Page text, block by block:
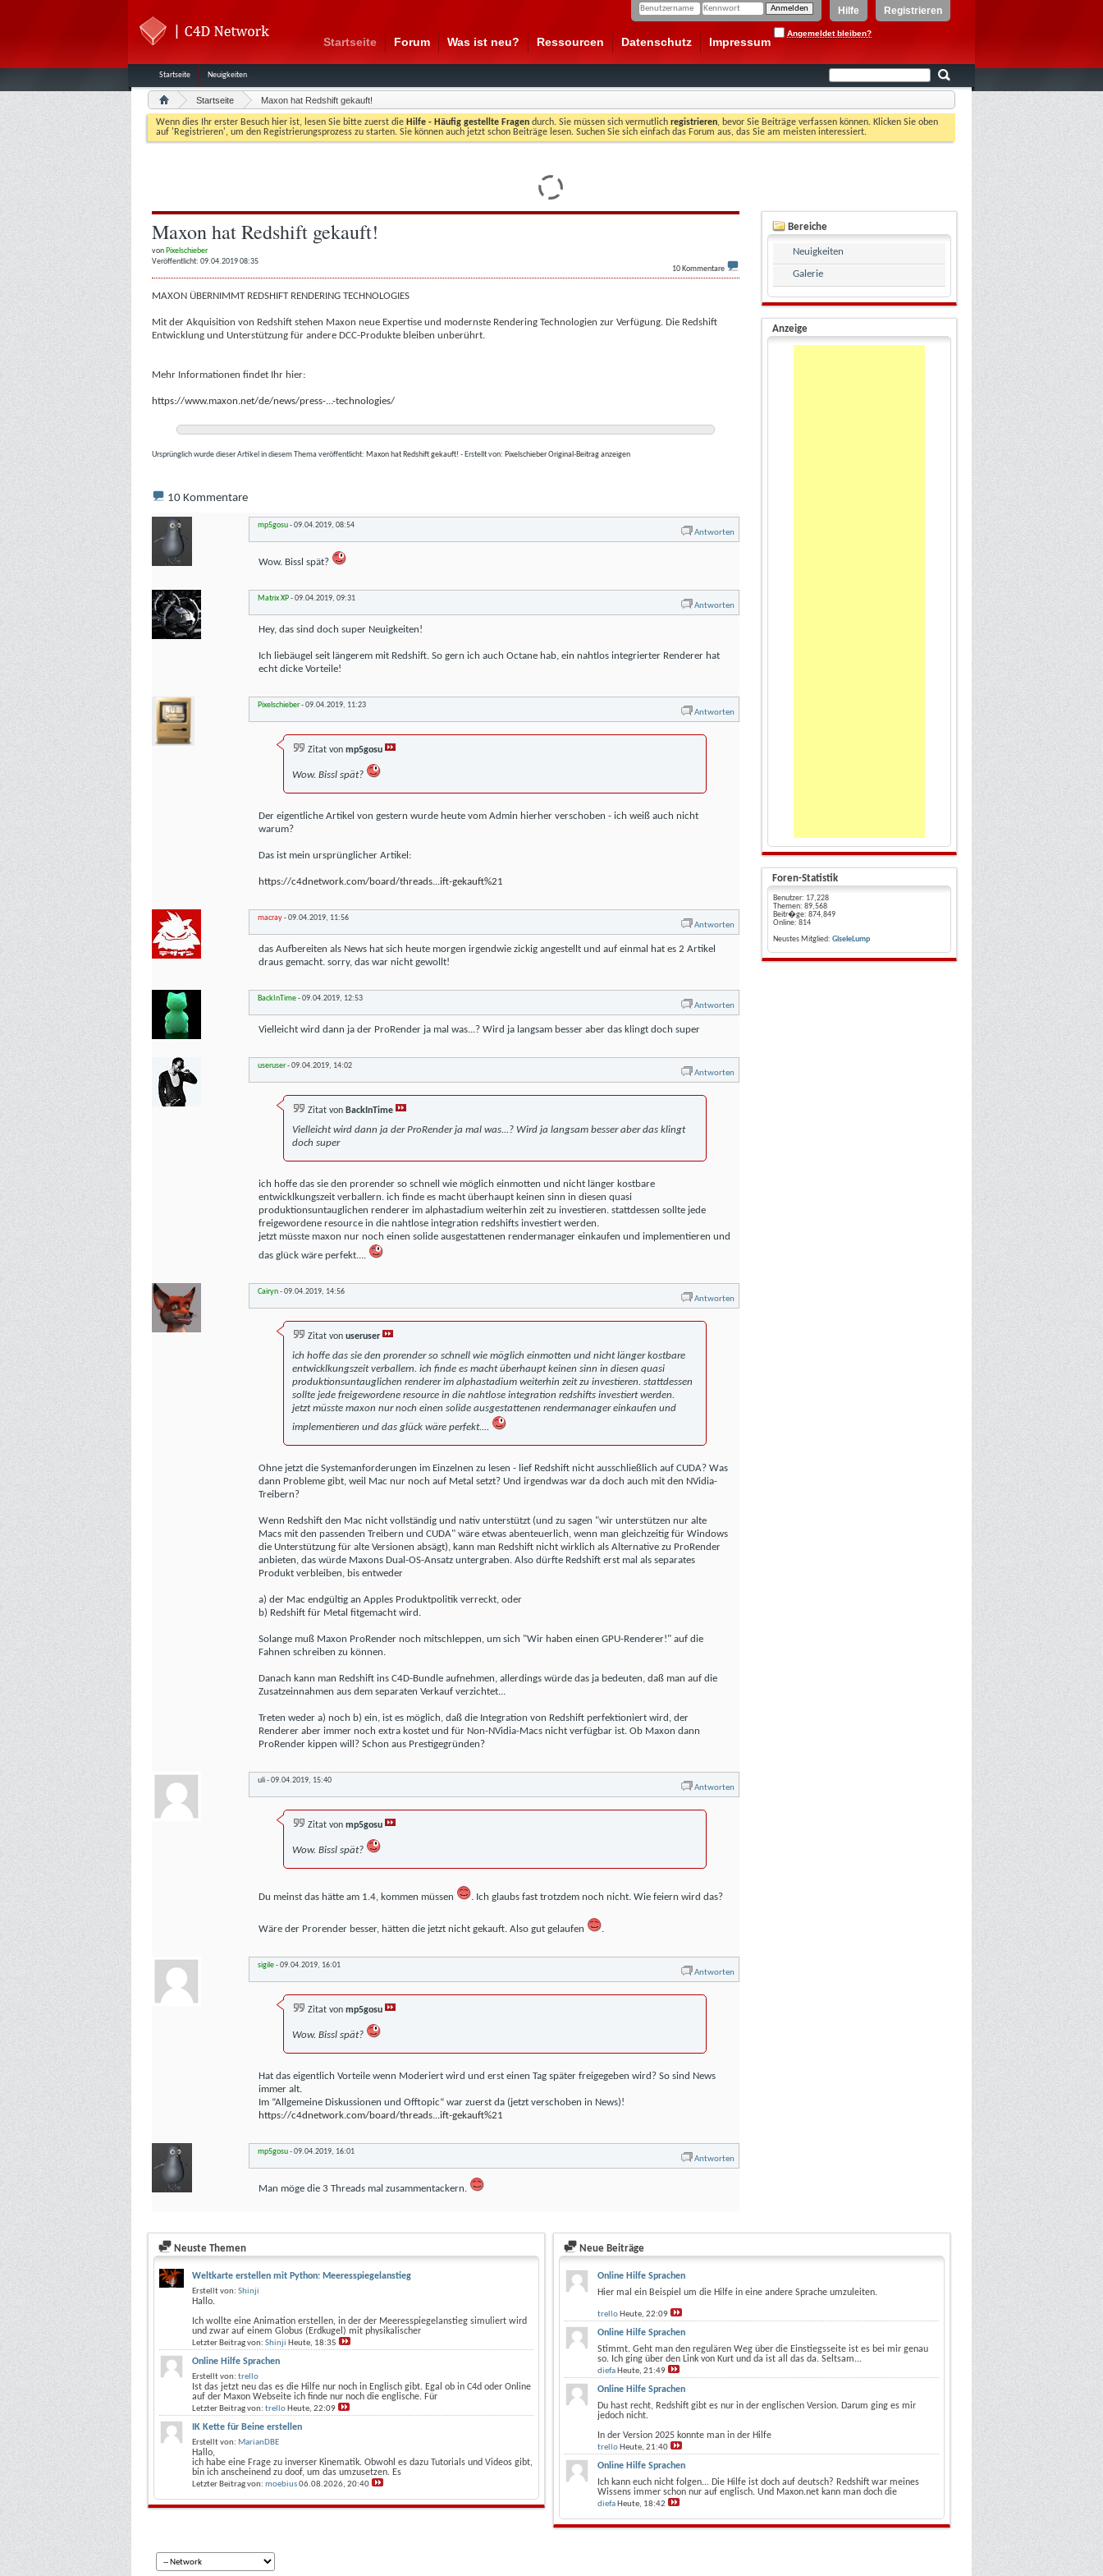
Registrieren
Hilfe
Angemeldet bleiben?
Startseite
Startseite Neuigkeiten
Forum Was ist neu? Ressourcen Datenschutz Impressum
Startseite Maxon hat Redshift gekauft!
Wenn dies Ihr erster Besuch hier ist, lesen Sie bitte zuerst die Hilfe - Häufig gestellte Fragen durch. Sie müssen sich vermutlich registrieren, bevor Sie Beiträge verfassen können. Klicken Sie oben
auf 'Registrieren', um den Registrierungsprozess zu starten. Sie können auch jetzt schon Beiträge lesen. Suchen Sie sich einfach das Forum aus, das Sie am meisten interessiert.
Maxon hat Redshift gekauft!
von Pixelschieber
Veröffentlicht: 09.04.2019 08:35
10 Kommentare
MAXON ÜBERNIMMT REDSHIFT RENDERING TECHNOLOGIES
Mit der Akquisition von Redshift stehen Maxon neue Expertise und modernste Rendering Technologien zur Verfügung. Die Redshift
Entwicklung und Unterstützung für andere DCC-Produkte bleiben unberührt.
Mehr Informationen findet Ihr hier:
https://www.maxon.net/de/news/press-...-technologies/
Ursprünglich wurde dieser Artikel in diesem Thema veröffentlicht: Maxon hat Redshift gekauft! - Erstellt von: PixelschieberOriginal-Beitrag anzeigen
10 Kommentare
mp5gosu-09.04.2019, 08:54
Antworten
Wow. Bissl spät?
Matrix XP-09.04.2019, 09:31
Antworten
Hey, das sind doch super Neuigkeiten!
Ich liebäugel seit längerem mit Redshift. So gern ich auch Octane hab, ein nahtlos integrierter Renderer hat
echt dicke Vorteile!
Pixelschieber-09.04.2019, 11:23
Antworten
Zitat von mp5gosu
Wow. Bissl spät?
Der eigentliche Artikel von gestern wurde heute vom Admin hierher verschoben - ich weiß auch nicht
warum?
Das ist mein ursprünglicher Artikel:
https://c4dnetwork.com/board/threads...ift-gekauft%21
macray-09.04.2019, 11:56
Antworten
das Aufbereiten als News hat sich heute morgen irgendwie zickig angestellt und auf einmal hat es 2 Artikel
draus gemacht. sorry, das war nicht gewollt!
BackInTime-09.04.2019, 12:53
Antworten
Vielleicht wird dann ja der ProRender ja mal was...? Wird ja langsam besser aber das klingt doch super
useruser-09.04.2019, 14:02
Antworten
Zitat von BackInTime
Vielleicht wird dann ja der ProRender ja mal was...? Wird ja langsam besser aber das klingt
doch super
ich hoffe das sie den prorender so schnell wie möglich einmotten und nicht länger kostbare
entwicklkungszeit verballern. ich finde es macht überhaupt keinen sinn in diesen quasi
produktionsuntauglichen renderer im alphastadium weiterhin zeit zu investieren. stattdessen sollte jede
freigewordene resource in die nahtlose integration redshifts investiert werden.
jetzt müsste maxon nur noch einen solide ausgestattenen rendermanager einkaufen und implementieren und
das glück wäre perfekt....
Cairyn-09.04.2019, 14:56
Antworten
Zitat von useruser
ich hoffe das sie den prorender so schnell wie möglich einmotten und nicht länger kostbare
entwicklkungszeit verballern. ich finde es macht überhaupt keinen sinn in diesen quasi
produktionsuntauglichen renderer im alphastadium weiterhin zeit zu investieren. stattdessen
sollte jede freigewordene resource in die nahtlose integration redshifts investiert werden.
jetzt müsste maxon nur noch einen solide ausgestattenen rendermanager einkaufen und
implementieren und das glück wäre perfekt....
Ohne jetzt die Systemanforderungen im Einzelnen zu lesen - lief Redshift nicht ausschließlich auf CUDA? Was
dann Probleme gibt, weil Mac nur noch auf Metal setzt? Und irgendwas war da doch auch mit den NVidia-
Treibern?
Wenn Redshift den Mac nicht vollständig und nativ unterstützt (und zu sagen "wir unterstützen nur alte
Macs mit den passenden Treibern und CUDA" wäre etwas abenteuerlich, wenn man gleichzeitig für Windows
die Unterstützung für alte Versionen absägt), kann man Redshift nicht wirklich als Alternative zu ProRender
anbieten, das würde Maxons Dual-OS-Ansatz untergraben. Also dürfte Redshift erst mal als separates
Produkt verbleiben, bis entweder
a) der Mac endgültig an Apples Produktpolitik verreckt, oder
b) Redshift für Metal fitgemacht wird.
Solange muß Maxon ProRender noch mitschleppen, um sich "Wir haben einen GPU-Renderer!" auf die
Fahnen schreiben zu können.
Danach kann man Redshift ins C4D-Bundle aufnehmen, allerdings würde das ja bedeuten, daß man auf die
Zusatzeinnahmen aus dem separaten Verkauf verzichtet...
Treten weder a) noch b) ein, ist es möglich, daß die Integration von Redshift perfektioniert wird, der
Renderer aber immer noch extra kostet und für Non-NVidia-Macs nicht verfügbar ist. Ob Maxon dann
ProRender kippen will? Schon aus Prestigegründen?
uli-09.04.2019, 15:40
Antworten
Zitat von mp5gosu
Wow. Bissl spät?
Du meinst das hätte am 1.4, kommen müssen . Ich glaubs fast trotzdem noch nicht. Wie feiern wird das?
Wäre der Prorender besser, hätten die jetzt nicht gekauft. Also gut gelaufen .
sigile-09.04.2019, 16:01
Antworten
Zitat von mp5gosu
Wow. Bissl spät?
Hat das eigentlich Vorteile wenn Moderiert wird und erst einen Tag später freigegeben wird? So sind News
immer alt.
Im “Allgemeine Diskussionen und Offtopic“ war zuerst da (jetzt verschoben in News)!
https://c4dnetwork.com/board/threads...ift-gekauft%21
mp5gosu-09.04.2019, 16:01
Antworten
Man möge die 3 Threads mal zusammentackern.
Bereiche
Neuigkeiten
Galerie
Anzeige
Foren-Statistik
Benutzer: 17,228
Themen: 89,568
Beitr�ge: 874,849
Online: 814
Neustes Mitglied: GiseleLump
Neuste Themen
Weltkarte erstellen mit Python: Meeresspiegelanstieg
Erstellt von: Shinji
Hallo.
Ich wollte eine Animation erstellen, in der der Meeresspiegelanstieg simuliert wird
und zwar auf einem Globus (Erdkugel) mit physikalischer
Letzter Beitrag von: Shinji Heute, 18:35
Online Hilfe Sprachen
Erstellt von: trello
Ist das jetzt neu das es die Hilfe nur noch in Englisch gibt. Egal ob in C4d oder Online
auf der Maxon Webseite ich finde nur noch die englische. Für
Letzter Beitrag von: trello Heute, 22:09
IK Kette für Beine erstellen
Erstellt von: MarianDBE
Hallo,
ich habe eine Frage zu inverser Kinematik. Obwohl es dazu Tutorials und Videos gibt,
bin ich anscheinend zu doof, um das umzusetzen. Es
Letzter Beitrag von: moebius06.08.2026, 20:40
Neue Beiträge
Online Hilfe Sprachen
Hier mal ein Beispiel um die Hilfe in eine andere Sprache umzuleiten.
trelloHeute, 22:09
Online Hilfe Sprachen
Stimmt. Geht man den regulären Weg über die Einstiegsseite ist es bei mir genau
so. Ich ging über den Link von Kurt und da ist all das da. Seltsam...
diefaHeute, 21:49
Online Hilfe Sprachen
Du hast recht, Redshift gibt es nur in der englischen Version. Darum ging es mir
jedoch nicht.
In der Version 2025 konnte man in der Hilfe
trelloHeute, 21:40
Online Hilfe Sprachen
Ich kann euch nicht folgen... Die Hilfe ist doch auf deutsch? Redshift war meines
Wissens immer schon nur auf englisch. Und Maxon.net kann man doch die
diefaHeute, 18:42